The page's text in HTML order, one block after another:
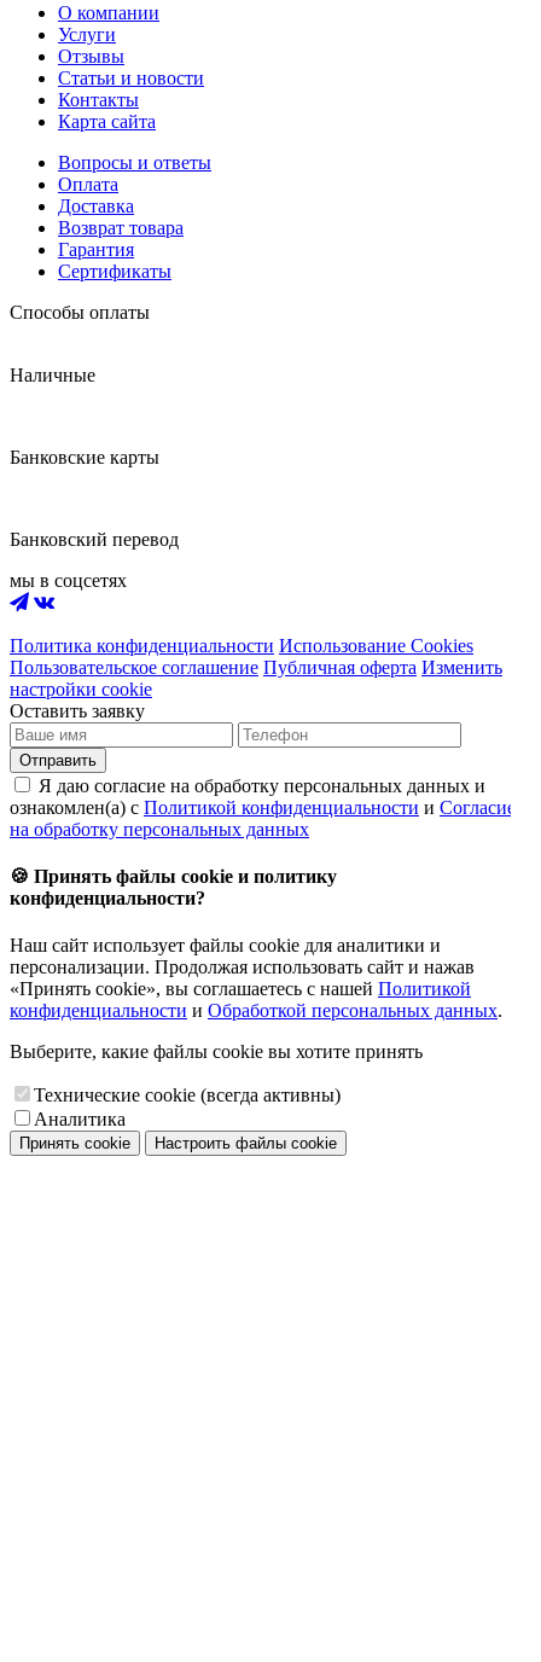
О компании
Услуги
Отзывы
Статьи и новости
Контакты
Карта сайта
Вопросы и ответы
Оплата
Доставка
Возврат товара
Гарантия
Сертификаты
Способы оплаты
Наличные
Банковские карты
Банковский перевод
мы в соцсетях
Политика конфиденциальности Использование Cookies
Пользовательское соглашение Публичная оферта Изменить
настройки cookie
Оставить заявку
Отправить
Я даю согласие на обработку персональных данных и
ознакомлен(а) с Политикой конфиденциальности и Согласием
на обработку персональных данных
🍪 Принять файлы cookie и политику
конфиденциальности?
Наш сайт использует файлы cookie для аналитики и
персонализации. Продолжая использовать сайт и нажав
«Принять cookie», вы соглашаетесь с нашей Политикой
конфиденциальности и Обработкой персональных данных.
Выберите, какие файлы cookie вы хотите принять
Технические cookie (всегда активны)
Аналитика
Принять cookie Настроить файлы cookie